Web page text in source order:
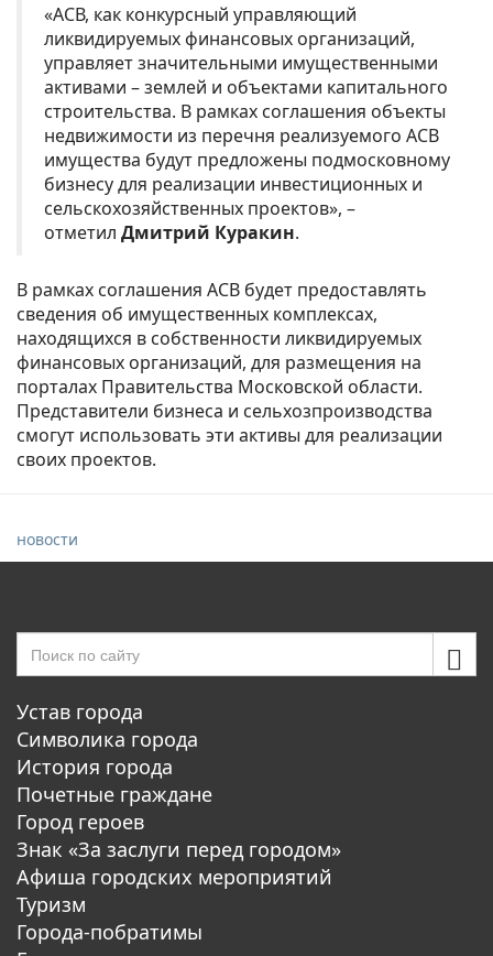
«АСВ, как конкурсный управляющий
ликвидируемых финансовых организаций,
управляет значительными имущественными
активами – землей и объектами капитального
строительства. В рамках соглашения объекты
недвижимости из перечня реализуемого АСВ
имущества будут предложены подмосковному
бизнесу для реализации инвестиционных и
сельскохозяйственных проектов», –
отметил Дмитрий Куракин.
В рамках соглашения АСВ будет предоставлять
сведения об имущественных комплексах,
находящихся в собственности ликвидируемых
финансовых организаций, для размещения на
порталах Правительства Московской области.
Представители бизнеса и сельхозпроизводства
смогут использовать эти активы для реализации
своих проектов.
новости
Устав города
Символика города
История города
Почетные граждане
Город героев
Знак «За заслуги перед городом»
Афиша городских мероприятий
Туризм
Города-побратимы